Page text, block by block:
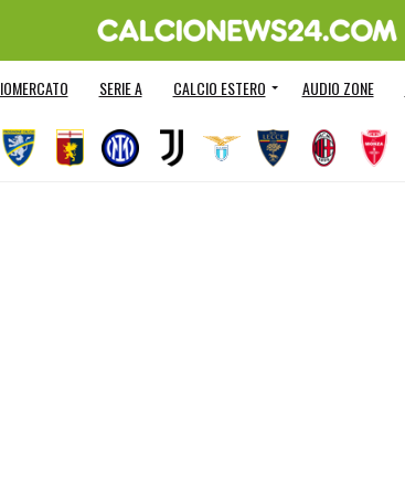
SERIE A CALCIO ESTERO AUDIO ZONE